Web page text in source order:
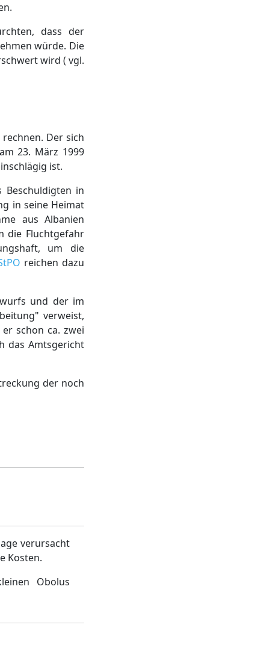
dass der
würde. Die
wird ( vgl.
Der sich
23. März 1999
ist.
Beschuldigten in
in seine Heimat
aus Albanien
die Fluchtgefahr
um die
reichen dazu
und der im
verweist,
schon ca. zwei
das Amtsgericht
der noch
verursacht
Kosten.
Obolus